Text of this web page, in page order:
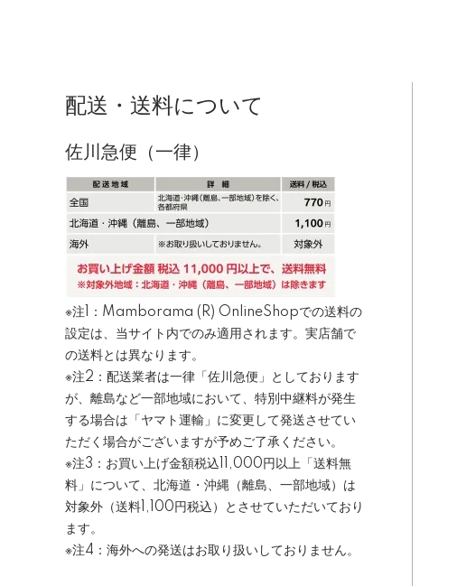
配送・送料について
佐川急便（一律）
※注1：Mamborama (R) OnlineShopでの送料の
設定は、当サイト内でのみ適用されます。実店舗で
の送料とは異なります。
※注2：配送業者は一律「佐川急便」としております
が、離島など一部地域において、特別中継料が発生
する場合は「ヤマト運輸」に変更して発送させてい
ただく場合がございますが予めご了承ください。
※注3：お買い上げ金額税込11,000円以上「送料無
料」について、北海道・沖縄（離島、一部地域）は
対象外（送料1,100円税込）とさせていただいており
ます。
※注4：海外への発送はお取り扱いしておりません。